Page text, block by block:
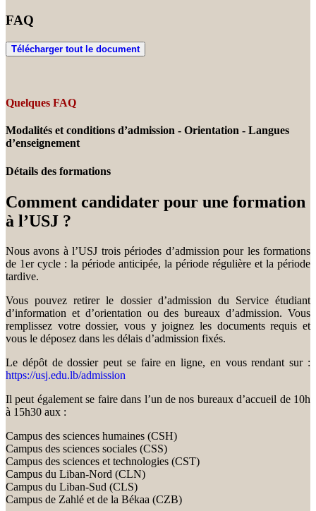
FAQ
Télécharger tout le document
Quelques FAQ
Modalités et conditions d’admission - Orientation - Langues
d’enseignement
Détails des formations
Comment candidater pour une formation
à l’USJ ?
Nous avons à l’USJ trois périodes d’admission pour les formations
de 1er cycle : la période anticipée, la période régulière et la période
tardive.
Vous pouvez retirer le dossier d’admission du Service étudiant
d’information et d’orientation ou des bureaux d’admission. Vous
remplissez votre dossier, vous y joignez les documents requis et
vous le déposez dans les délais d’admission fixés.
Le dépôt de dossier peut se faire en ligne, en vous rendant sur :
https://usj.edu.lb/admission
Il peut également se faire dans l’un de nos bureaux d’accueil de 10h
à 15h30 aux :
Campus des sciences humaines (CSH)
Campus des sciences sociales (CSS)
Campus des sciences et technologies (CST)
Campus du Liban-Nord (CLN)
Campus du Liban-Sud (CLS)
Campus de Zahlé et de la Békaa (CZB)